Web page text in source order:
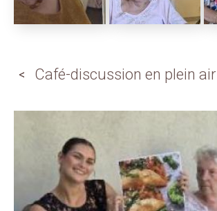
Café-discussion en plein air